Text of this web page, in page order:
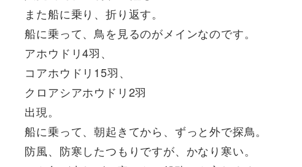
また船に乗り、折り返す。
船に乗って、鳥を見るのがメインなのです。
アホウドリ4羽、
コアホウドリ15羽、
クロアシアホウドリ2羽
出現。
船に乗って、朝起きてから、ずっと外で探鳥。
防風、防寒したつもりですが、かなり寒い。